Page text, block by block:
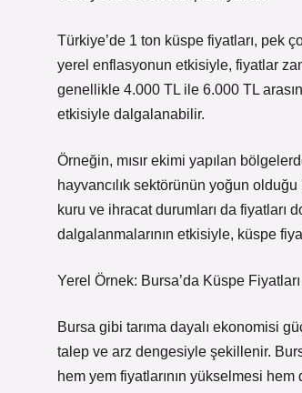
Türkiye’de 1 ton küspe fiyatları, pek
yerel enflasyonun etkisiyle, fiyatlar
genellikle 4.000 TL ile 6.000 TL
etkisiyle dalgalanabilir.
Örneğin, mısır ekimi yapılan
hayvancılık sektörünün yoğun
kuru ve ihracat durumları da fiyatları
dalgalanmalarının etkisiyle, küspe
Yerel Örnek: Bursa’da Küspe Fiyatları
Bursa gibi tarıma dayalı ekonomisi
talep ve arz dengesiyle şekillenir.
hem yem fiyatlarının yükselmesi